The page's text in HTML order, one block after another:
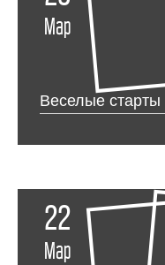
Мар
Веселые старты
22
Мар